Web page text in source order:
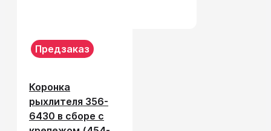
Предзаказ
Коронка
рыхлителя 356-
6430 в сборе с